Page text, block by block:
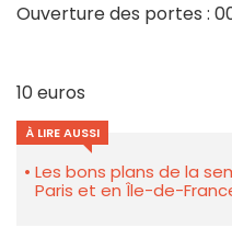
Ouverture des portes :
10 euros
À LIRE AUSSI
Les bons plans de la
Paris et en Île-de-